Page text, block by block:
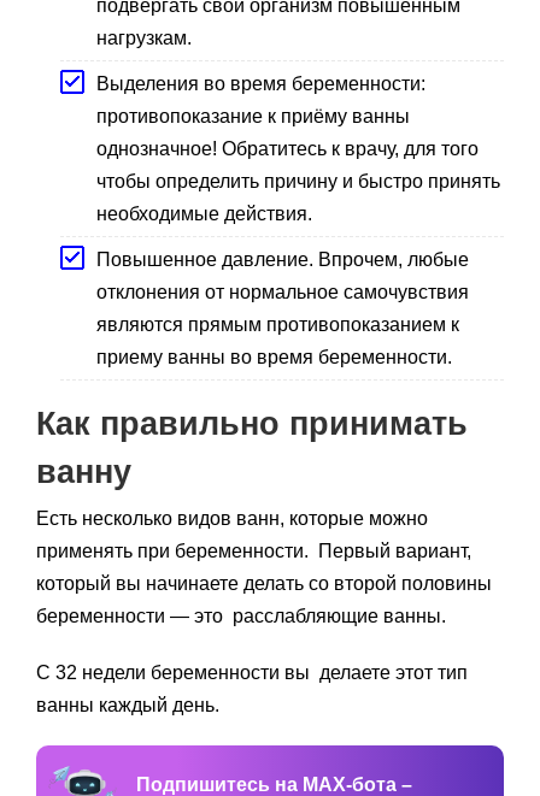
подвергать свой организм повышенным
нагрузкам.
Выделения во время беременности:
противопоказание к приёму ванны
однозначное! Обратитесь к врачу, для того
чтобы определить причину и быстро принять
необходимые действия.
Повышенное давление. Впрочем, любые
отклонения от нормальное самочувствия
являются прямым противопоказанием к
приему ванны во время беременности.
Как правильно принимать
ванну
Есть несколько видов ванн, которые можно
применять при беременности. Первый вариант,
который вы начинаете делать со второй половины
беременности — это расслабляющие ванны.
С 32 недели беременности вы делаете этот тип
ванны каждый день.
Подпишитесь на MAX-бота –